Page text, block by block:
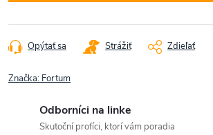
Opýtať sa Strážiť Zdieľať
Značka: Fortum
Odborníci na linke
Skutoční profíci, ktorí vám poradia